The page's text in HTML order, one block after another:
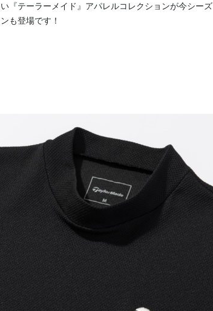
い『テーラーメイド』アパレルコレクションが今シーズ
ンも登場です！